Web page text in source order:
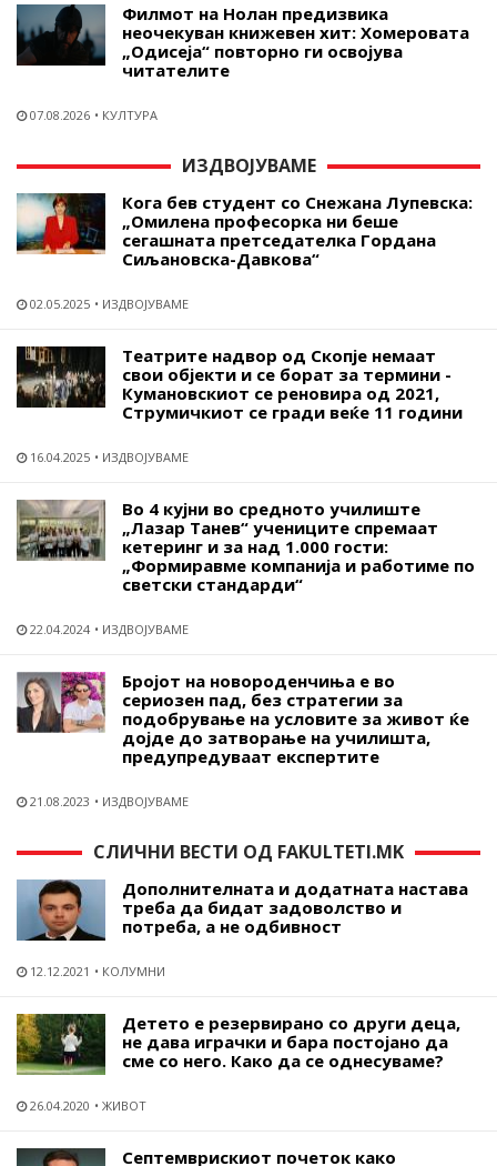
Филмот на Нолан предизвика
неочекуван книжевен хит: Хомеровата
„Одисеја“ повторно ги освојува
читателите
07.08.2026 КУЛТУРА
ИЗДВОЈУВАМЕ
Кога бев студент со Снежана Лупевска:
„Омилена професорка ни беше
сегашната претседателка Гордана
Сиљановска-Давкова“
02.05.2025 ИЗДВОЈУВАМЕ
Театрите надвор од Скопје немаат
свои објекти и се борат за термини -
Кумановскиот се реновира од 2021,
Струмичкиот се гради веќе 11 години
16.04.2025 ИЗДВОЈУВАМЕ
Во 4 кујни во средното училиште
„Лазар Танев“ учениците спремаат
кетеринг и за над 1.000 гости:
„Формиравме компанија и работиме по
светски стандарди“
22.04.2024 ИЗДВОЈУВАМЕ
Бројот на новороденчиња е во
сериозен пад, без стратегии за
подобрување на условите за живот ќе
дојде до затворање на училишта,
предупредуваат експертите
21.08.2023 ИЗДВОЈУВАМЕ
СЛИЧНИ ВЕСТИ ОД FAKULTETI.MK
Дополнителната и додатната настава
треба да бидат задоволство и
потреба, а не одбивност
12.12.2021 КОЛУМНИ
Детето е резервирано со други деца,
не дава играчки и бара постојано да
сме со него. Како да се однесуваме?
26.04.2020 ЖИВОТ
Септемврискиот почеток како